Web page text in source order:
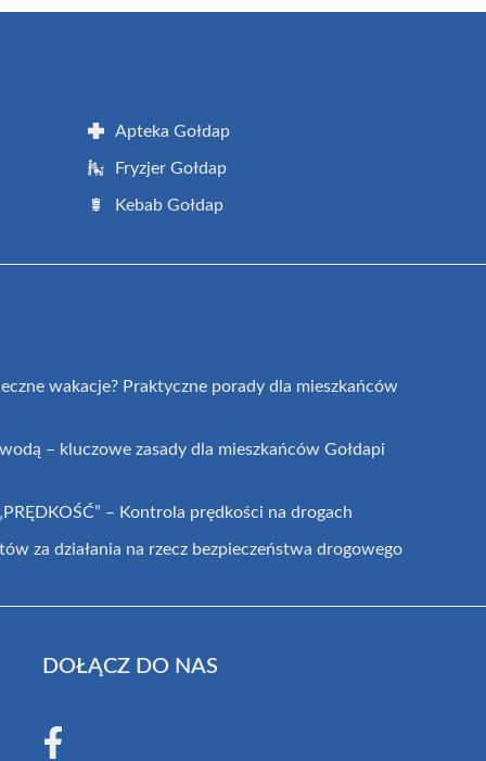
Apteka Gołdap
Fryzjer Gołdap
Kebab Gołdap
wakacje? Praktyczne porady dla mieszkańców
– kluczowe zasady dla mieszkańców Gołdapi
– Kontrola prędkości na drogach
za działania na rzecz bezpieczeństwa drogowego
DOŁĄCZ DO NAS